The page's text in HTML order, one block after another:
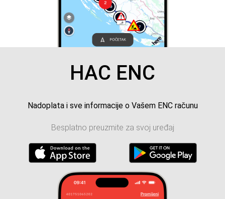
HAC ENC
Nadoplata i sve informacije o Vašem ENC računu
Besplatno preuzmite za svoj uređaj